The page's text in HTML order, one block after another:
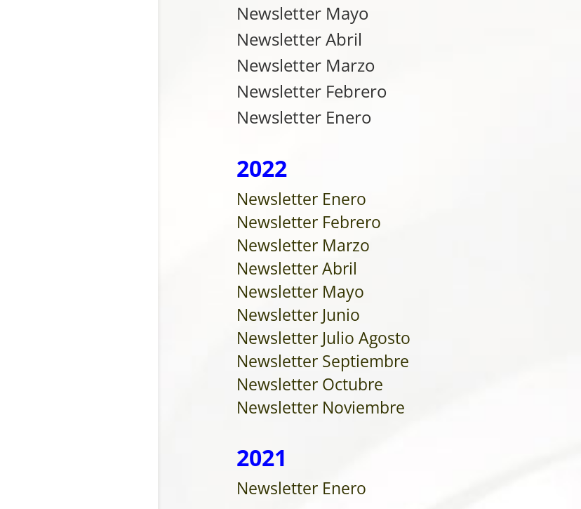
Newsletter Mayo
Newsletter Abril
Newsletter Marzo
Newsletter Febrero
Newsletter Enero
2022
Newsletter Enero
Newsletter Febrero
Newsletter Marzo
Newsletter Abril
Newsletter Mayo
Newsletter Junio
Newsletter Julio Agosto
Newsletter Septiembre
Newsletter Octubre
Newsletter Noviembre
2021
Newsletter Enero